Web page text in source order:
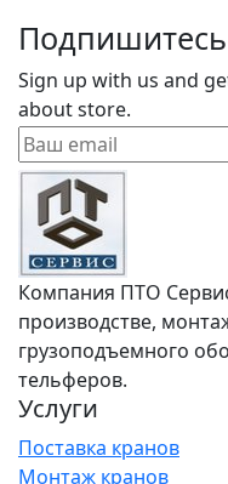
Sign up with us and
about store.
Компания ПТО
производстве,
грузоподъемного
тельферов.
Услуги
Поставка кранов
Монтаж кранов